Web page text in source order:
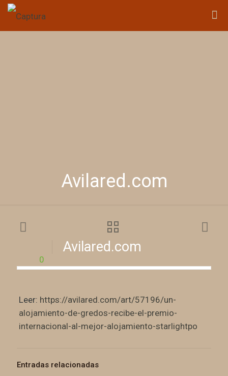
Avilared.com
0
Avilared.com
Leer: https://avilared.com/art/57196/un-
alojamiento-de-gredos-recibe-el-premio-
internacional-al-mejor-alojamiento-starlightpo
Entradas relacionadas